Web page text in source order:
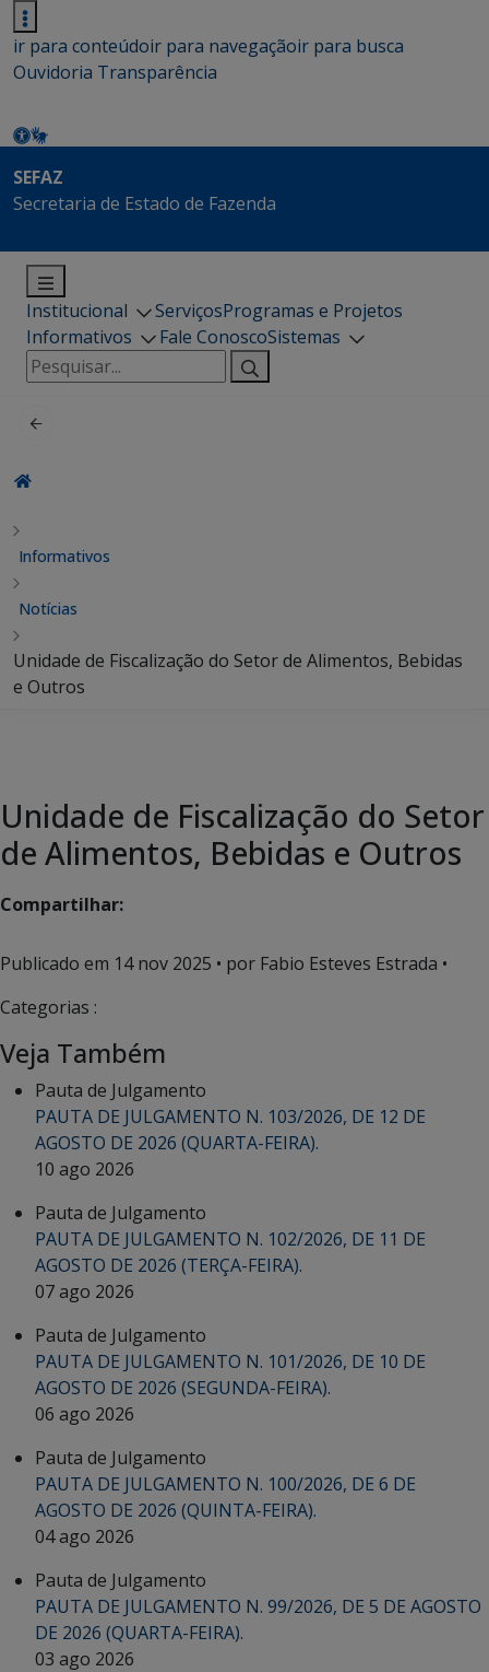
ir para conteúdoir para navegaçãoir para busca
Ouvidoria Transparência
SEFAZ
Secretaria de Estado de Fazenda
Institucional ServiçosProgramas e Projetos
Informativos
Fale ConoscoSistemas
Pesquisar
por:
Informativos
Notícias
Unidade de Fiscalização do Setor de Alimentos, Bebidas
e Outros
Unidade de Fiscalização do Setor
de Alimentos, Bebidas e Outros
Compartilhar:
Publicado em 14 nov 2025 • por Fabio Esteves Estrada •
Categorias :
Veja Também
Pauta de Julgamento
PAUTA DE JULGAMENTO N. 103/2026, DE 12 DE
AGOSTO DE 2026 (QUARTA-FEIRA).
10 ago 2026
Pauta de Julgamento
PAUTA DE JULGAMENTO N. 102/2026, DE 11 DE
AGOSTO DE 2026 (TERÇA-FEIRA).
07 ago 2026
Pauta de Julgamento
PAUTA DE JULGAMENTO N. 101/2026, DE 10 DE
AGOSTO DE 2026 (SEGUNDA-FEIRA).
06 ago 2026
Pauta de Julgamento
PAUTA DE JULGAMENTO N. 100/2026, DE 6 DE
AGOSTO DE 2026 (QUINTA-FEIRA).
04 ago 2026
Pauta de Julgamento
PAUTA DE JULGAMENTO N. 99/2026, DE 5 DE AGOSTO
DE 2026 (QUARTA-FEIRA).
03 ago 2026